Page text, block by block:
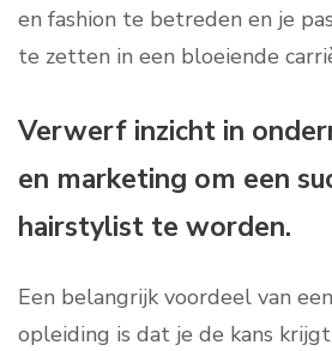
en fashion te betreden en je
te zetten in een bloeiende
Verwerf inzicht in
en marketing om een
hairstylist te worden.
Een belangrijk voordeel van
opleiding is dat je de kans